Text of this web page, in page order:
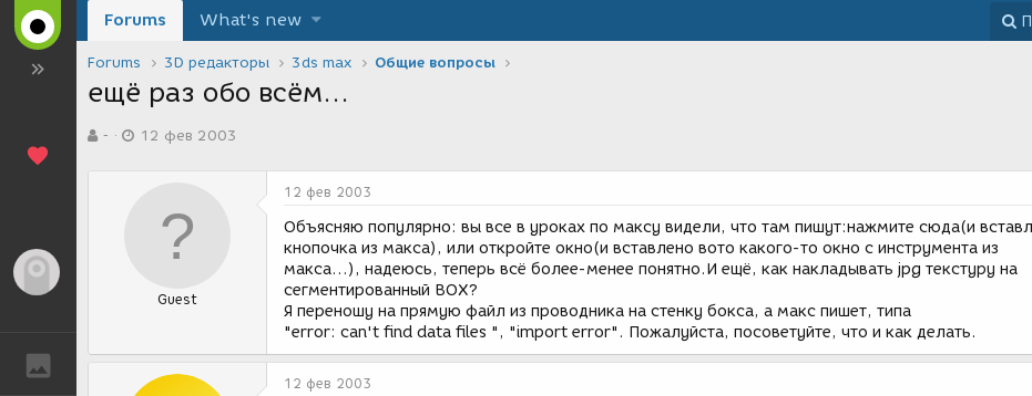
Forums What's new
Forums 3D редакторы 3ds max Общие вопросы
ещё раз обо всём...
в-
а
12 фев 2003
Guest
12 фев 2003
Объясняю популярно: вы все в уроках по максу видели, что там пишут:нажмите сюда(и
кнопочка из макса), или откройте окно(и вставлено вото какого-то окно с инструмента из
макса...), надеюсь, теперь всё более-менее понятно.И ещё, как накладывать jpg текстуру на
сегментированный BOX?
Я переношу на прямую файл из проводника на стенку бокса, а макс пишет, типа
"error: can't find data files ", "import error". Пожалуйста, посоветуйте, что и как делать.
12 фев 2003